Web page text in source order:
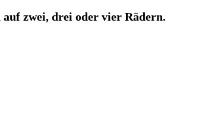
zwei, drei oder vier Rädern.